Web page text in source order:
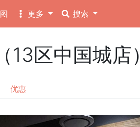
更多 搜索
区中国城店）
优惠